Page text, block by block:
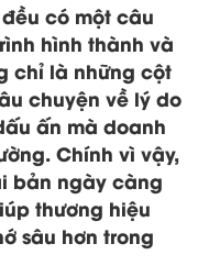
có một câu
hình thành và
chỉ là những cột
chuyện về lý do
ấn mà doanh
Chính vì vậy,
bản ngày càng
thương hiệu
sâu hơn trong